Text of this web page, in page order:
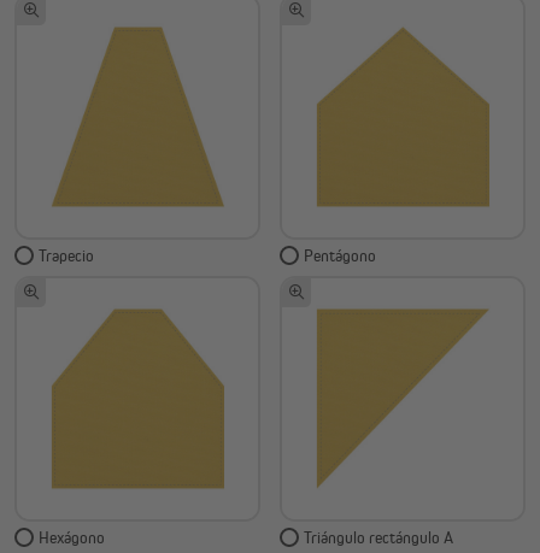
Trapecio Pentágono
Hexágono Triángulo rectángulo A